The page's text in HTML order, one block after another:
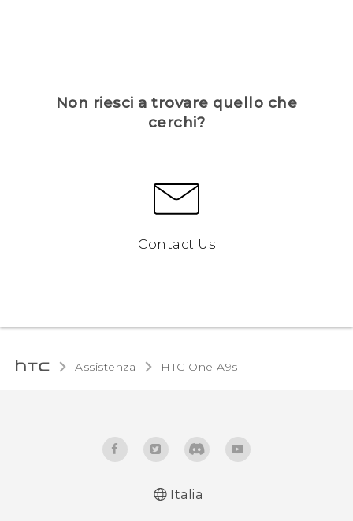
Non riesci a trovare quello che
cerchi?
Contact Us
Assistenza HTC One A9s‎
Italia